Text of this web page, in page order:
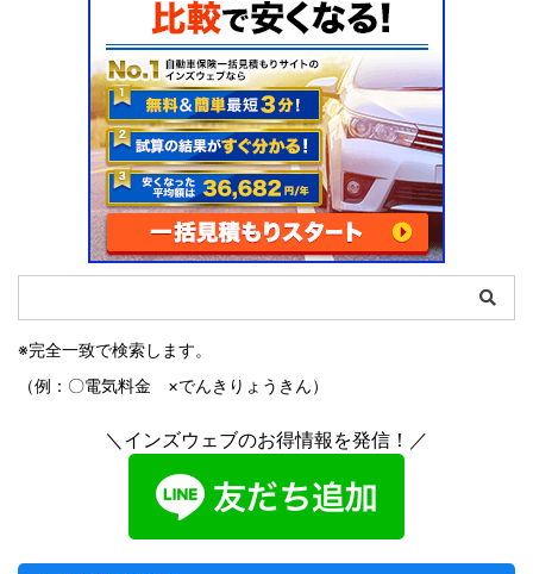
※完全一致で検索します。
（例：〇電気料金 ×でんきりょうきん）
＼インズウェブのお得情報を発信！／